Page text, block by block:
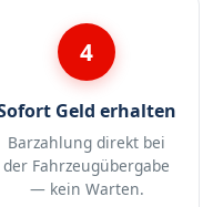
4
Geld erhalten
Barzahlung direkt bei
der Fahrzeugübergabe
— kein Warten.